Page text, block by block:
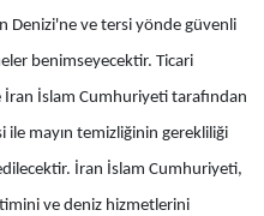
Denizi'ne ve tersi yönde güvenli
benimseyecektir. Ticari
İslam Cumhuriyeti tarafından
mayın temizliğinin gerekliliği
İran İslam Cumhuriyeti,
ve deniz hizmetlerini